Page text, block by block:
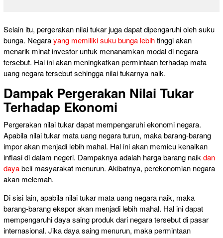
Selain itu, pergerakan nilai tukar juga dapat dipengaruhi oleh suku
bunga. Negarayang memiliki suku bunga lebihtinggi akan
menarik minat investor untuk menanamkan modal di negara
tersebut. Hal ini akan meningkatkan permintaan terhadap mata
uang negara tersebut sehingga nilai tukarnya naik.
Dampak Pergerakan Nilai Tukar
Terhadap Ekonomi
Pergerakan nilai tukar dapat mempengaruhi ekonomi negara.
Apabila nilai tukar mata uang negara turun, maka barang-barang
impor akan menjadi lebih mahal. Hal ini akan memicu kenaikan
inflasi di dalam negeri. Dampaknya adalah harga barang naik dan
dayabeli masyarakat menurun. Akibatnya, perekonomian negara
akan melemah.
Di sisi lain, apabila nilai tukar mata uang negara naik, maka
barang-barang ekspor akan menjadi lebih mahal. Hal ini dapat
mempengaruhi daya saing produk dari negara tersebut di pasar
internasional. Jika daya saing menurun, maka permintaan